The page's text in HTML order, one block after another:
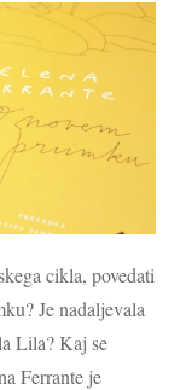
cikla, povedati
Je nadaljevala
Lila? Kaj se
Ferrante je